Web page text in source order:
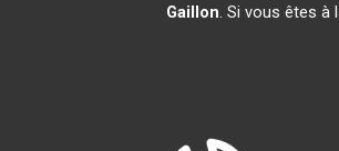
Gaillon. Si vous êtes à